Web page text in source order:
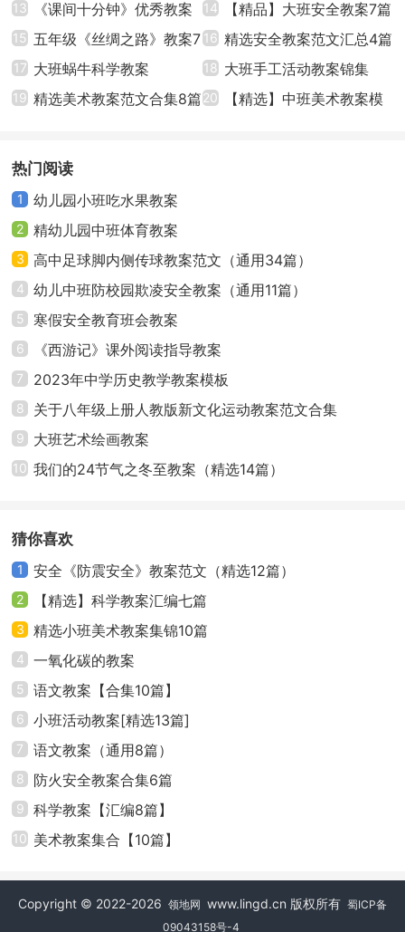
1、给制作认真的幼儿进行奖励。
3、小结：今天，小朋友们都大胆尝试制作，都能认
真完成手工活动，当一回小小建筑师，真棒!
将作品展示在手工区，供幼儿欣赏。
大班手工活动教案2
目标：
1、尝试用建筑材料把自己设计的未来的桥表现出来
2、发展幼儿动手操作能力和表现力
3、培养幼儿相互合作、勇于探索的品质
准备：砖块、木柏、板、纸盒、竹节、麦秆、泥
土、绳子等材料与工具辅助材料积木、积塑果冻盒不、
小木棍等
一、回忆自己所见的.各种各样的桥引题
二、介绍材料和工具
三、引导幼儿按意愿选择材料与同伴合作参与建构
1。启发幼儿与同伴协商选材
2。鼓励幼儿大胆构思并根据构思进行分工合作地建
构
3。师巡回观察适当指导
（精选6篇）
13 《课间十分钟》优秀教案 14 【精品】大班安全教案7篇
15 五年级《丝绸之路》教案7
篇
16 精选安全教案范文汇总4篇
17 大班蜗牛科学教案 18 大班手工活动教案锦集
【15篇】
19 精选美术教案范文合集8篇20
【精选】中班美术教案模
热门阅读
1 幼儿园小班吃水果教案
2 精幼儿园中班体育教案
3 高中足球脚内侧传球教案范文（通用34篇）
4 幼儿中班防校园欺凌安全教案（通用11篇）
5 寒假安全教育班会教案
6 《西游记》课外阅读指导教案
7 2023年中学历史教学教案模板
8 关于八年级上册人教版新文化运动教案范文合集
9 大班艺术绘画教案
10 我们的24节气之冬至教案（精选14篇）
猜你喜欢
1 安全《防震安全》教案范文（精选12篇）
2 【精选】科学教案汇编七篇
3 精选小班美术教案集锦10篇
4 一氧化碳的教案
5 语文教案【合集10篇】
6 小班活动教案[精选13篇]
7 语文教案（通用8篇）
8 防火安全教案合集6篇
9 科学教案【汇编8篇】
10 美术教案集合【10篇】
Copyright © 2022-2026 领地网 www.lingd.cn 版权所有 蜀ICP备
09043158号-4